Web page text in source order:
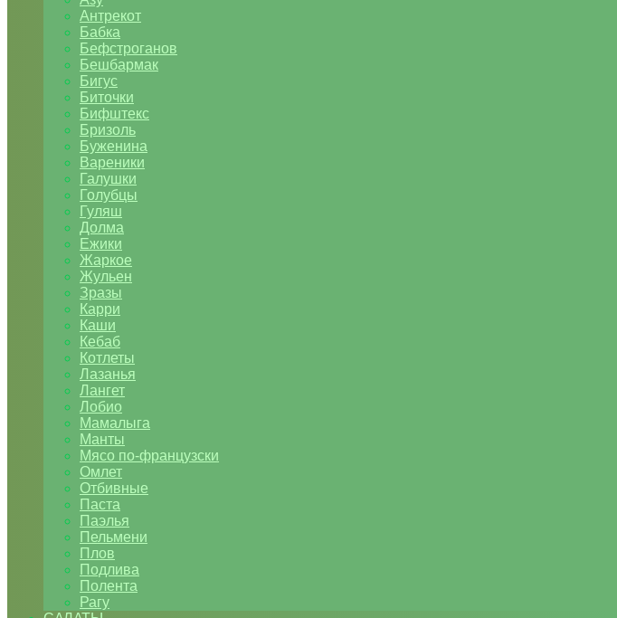
Антрекот
Бабка
Бефстроганов
Бешбармак
Бигус
Биточки
Бифштекс
Бризоль
Буженина
Вареники
Галушки
Голубцы
Гуляш
Долма
Ежики
Жаркое
Жульен
Зразы
Карри
Каши
Кебаб
Котлеты
Лазанья
Лангет
Лобио
Мамалыга
Манты
Мясо по-французски
Омлет
Отбивные
Паста
Паэлья
Пельмени
Плов
Подлива
Полента
Рагу